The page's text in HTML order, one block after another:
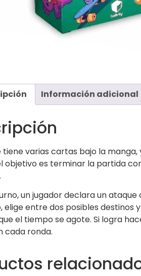
Información adicional
tiene varias cartas bajo la
objetivo es terminar la partida
un jugador declara un
elige entre dos posibles destinos
el tiempo se agote. Si logra
cada ronda.